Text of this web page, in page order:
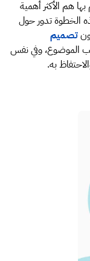
هم الأكثر أهمية
الخطوة تدور حول
تصميم
الموضوع، وفي نفس
به.